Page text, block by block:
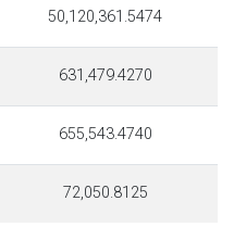
50,120,361.5474
631,479.4270
655,543.4740
72,050.8125